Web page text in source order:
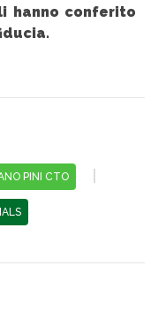
hanno conferito
PINI CTO